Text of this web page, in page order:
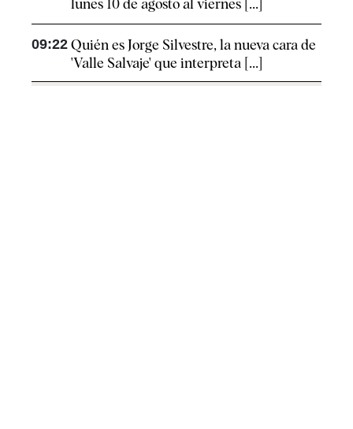
lunes 10 de agosto al viernes [...]
09:22 Quién es Jorge Silvestre, la nueva cara de
'Valle Salvaje' que interpreta [...]